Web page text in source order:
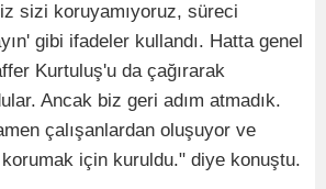
sizi koruyamıyoruz, süreci
gibi ifadeler kullandı. Hatta genel
Kurtuluş'u da çağırarak
Ancak biz geri adım atmadık.
çalışanlardan oluşuyor ve
korumak için kuruldu." diye konuştu.